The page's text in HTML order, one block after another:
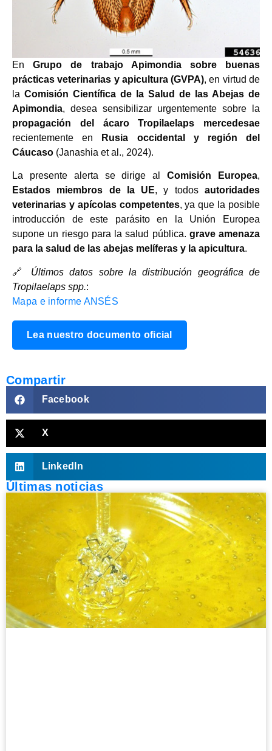
EnGrupo de trabajo Apimondia sobre buenas
prácticas veterinarias y apicultura (GVPA), en virtud de
la Comisión Científica de la Salud de las Abejas de
Apimondia, desea sensibilizar urgentemente sobre la
propagación del ácaro Tropilaelaps mercedesae
recientemente en
Rusia occidental y región del
Cáucaso (Janashia et al., 2024).
La presente alerta se dirige alComisión Europea,
Estados miembros de la UE, y todosautoridades
veterinarias y apícolas competentes, ya que la posible
introducción de este parásito en la Unión Europea
supone un riesgo para la salud pública. grave amenaza
para la salud de las abejas melíferas y la apicultura.
🔗 Últimos datos sobre la distribución geográfica de
Tropilaelaps spp.:
Mapa e informe ANSÉS
Lea nuestro documento oficial
Compartir
Facebook
X
LinkedIn
Últimas noticias